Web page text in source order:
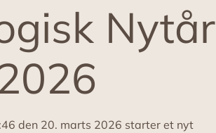
Nytår
den 20. marts 2026 starter et nyt